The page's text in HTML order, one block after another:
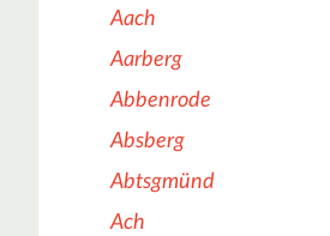
Aach
Aarberg
Abbenrode
Absberg
Abtsgmünd
Ach